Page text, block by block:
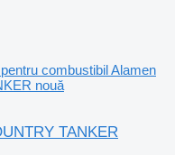
combustibil Alamen
nouă
TANKER